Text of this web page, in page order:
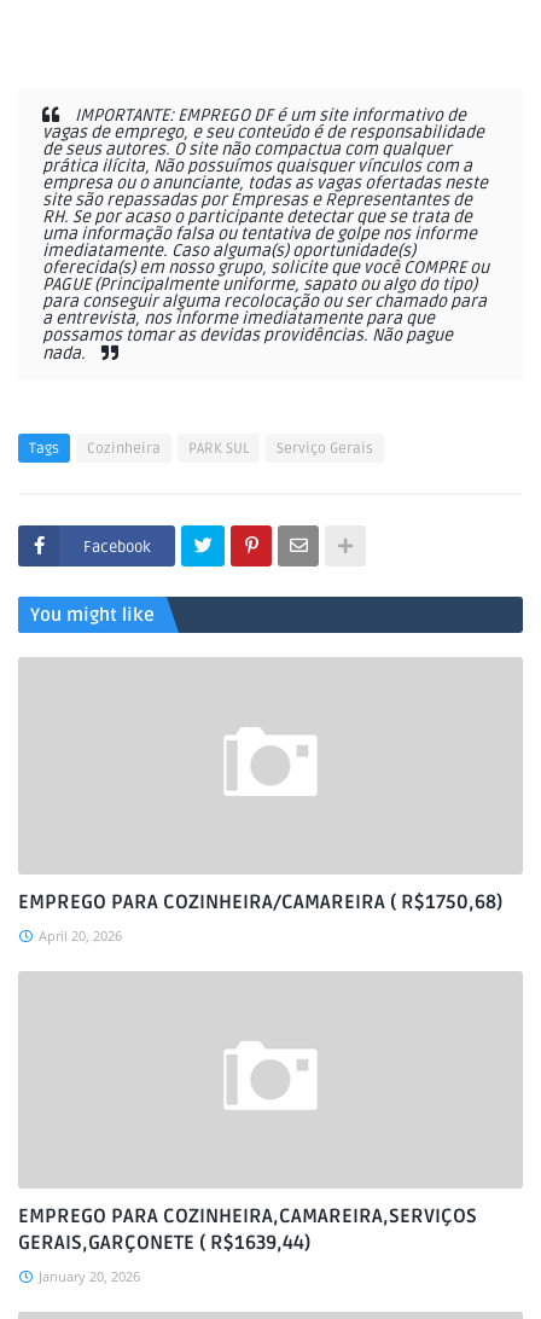
IMPORTANTE: EMPREGO DF é um site informativo de
vagas de emprego, e seu conteúdo é de responsabilidade
de seus autores. O site não compactua com qualquer
prática ilícita, Não possuímos quaisquer vínculos com a
empresa ou o anunciante, todas as vagas ofertadas neste
site são repassadas por Empresas e Representantes de
RH. Se por acaso o participante detectar que se trata de
uma informação falsa ou tentativa de golpe nos informe
imediatamente. Caso alguma(s) oportunidade(s)
oferecida(s) em nosso grupo, solicite que você COMPRE ou
PAGUE (Principalmente uniforme, sapato ou algo do tipo)
para conseguir alguma recolocação ou ser chamado para
a entrevista, nos informe imediatamente para que
possamos tomar as devidas providências. Não pague
nada.
Tags Cozinheira PARK SUL Serviço Gerais
Facebook
You might like
EMPREGO PARA COZINHEIRA/CAMAREIRA ( R$1750,68)
April 20, 2026
EMPREGO PARA COZINHEIRA,CAMAREIRA,SERVIÇOS
GERAIS,GARÇONETE ( R$1639,44)
January 20, 2026